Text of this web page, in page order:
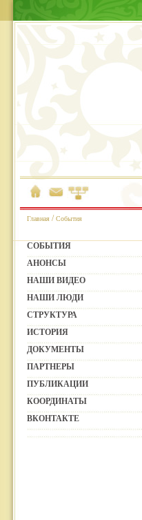
Главная /События
СОБЫТИЯ
АНОНСЫ
НАШИ ВИДЕО
НАШИ ЛЮДИ
СТРУКТУРА
ИСТОРИЯ
ДОКУМЕНТЫ
ПАРТНЕРЫ
ПУБЛИКАЦИИ
КООРДИНАТЫ
ВКОНТАКТЕ